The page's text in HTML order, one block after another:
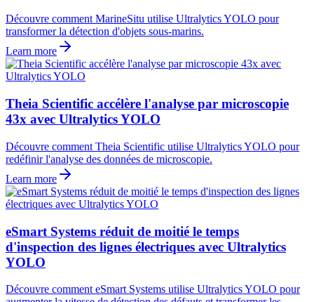
Découvre comment MarineSitu utilise Ultralytics YOLO pour
transformer la détection d'objets sous-marins.
Learn more
Theia Scientific accélère l'analyse par microscopie
43x avec Ultralytics YOLO
Découvre comment Theia Scientific utilise Ultralytics YOLO pour
redéfinir l'analyse des données de microscopie.
Learn more
eSmart Systems réduit de moitié le temps
d'inspection des lignes électriques avec Ultralytics
YOLO
Découvre comment eSmart Systems utilise Ultralytics YOLO pour